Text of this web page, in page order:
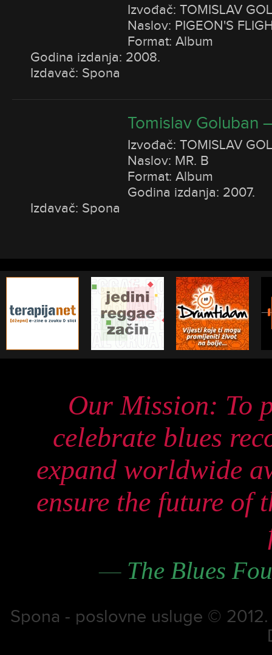
Izvođač: TOMISLAV
Naslov: PIGEON'S
Format: Album
Godina izdanja: 2008.
Izdavač: Spona
Tomislav Goluban
Izvođač: TOMISLAV
Naslov: MR. B
Format: Album
Godina izdanja: 2007.
Izdavač: Spona
Our Mission: To
celebrate blues
expand worldwide
ensure the future of
—The Blues
Spona - poslovne usluge ©